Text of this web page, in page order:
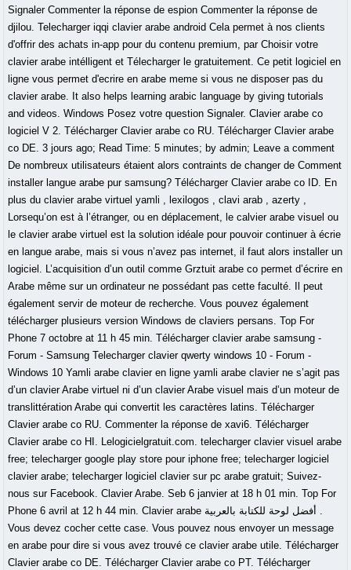
Signaler Commenter la réponse de espion Commenter la réponse de
djilou. Telecharger iqqi clavier arabe android Cela permet à nos clients
d'offrir des achats in-app pour du contenu premium, par Choisir votre
clavier arabe intélligent et Télecharger le gratuitement. Ce petit logiciel en
ligne vous permet d'ecrire en arabe meme si vous ne disposer pas du
clavier arabe. It also helps learning arabic language by giving tutorials
and videos. Windows Posez votre question Signaler. Clavier arabe co
logiciel V 2. Télécharger Clavier arabe co RU. Télécharger Clavier arabe
co DE. 3 jours ago; Read Time: 5 minutes; by admin; Leave a comment
De nombreux utilisateurs étaient alors contraints de changer de Comment
installer langue arabe pur samsung? Télécharger Clavier arabe co ID. En
plus du clavier arabe virtuel yamli , lexilogos , clavi arab , azerty ,
Lorsequ’on est à l’étranger, ou en déplacement, le calvier arabe visuel ou
le clavier arabe virtuel est la solution idéale pour pouvoir continuer à écrie
en langue arabe, mais si vous n’avez pas internet, il faut alors installer un
logiciel. L’acquisition d’un outil comme Grztuit arabe co permet d’écrire en
Arabe même sur un ordinateur ne possédant pas cette faculté. Il peut
également servir de moteur de recherche. Vous pouvez également
télécharger plusieurs version Windows de claviers persans. Top For
Phone 7 octobre at 11 h 45 min. Télécharger clavier arabe samsung -
Forum - Samsung Telecharger clavier qwerty windows 10 - Forum -
Windows 10 Yamli arabe clavier en ligne yamli arabe clavier ne s’agit pas
d’un clavier Arabe virtuel ni d’un clavier Arabe visuel mais d’un moteur de
translittération Arabe qui convertit les caractères latins. Télécharger
Clavier arabe co RU. Commenter la réponse de xavi6. Télécharger
Clavier arabe co HI. Lelogicielgratuit.com. telecharger clavier visuel arabe
free; telecharger google play store pour iphone free; telecharger logiciel
clavier arabe; telecharger logiciel clavier sur pc arabe gratuit; Suivez-
nous sur Facebook. Clavier Arabe. Seb 6 janvier at 18 h 01 min. Top For
Phone 6 avril at 12 h 44 min. Clavier arabe أفضل لوحة للكتابة بالعربية .
Vous devez cocher cette case. Vous pouvez nous envoyer un message
en arabe pour dire si vous avez trouvé ce clavier arabe utile. Télécharger
Clavier arabe co DE. Télécharger Clavier arabe co PT. Télécharger